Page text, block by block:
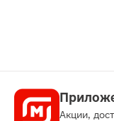
Акции,